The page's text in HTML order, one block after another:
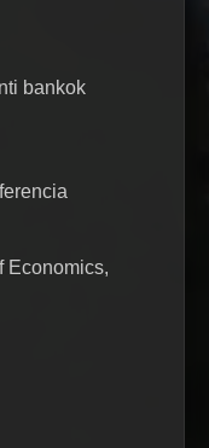
bankok
Economics,